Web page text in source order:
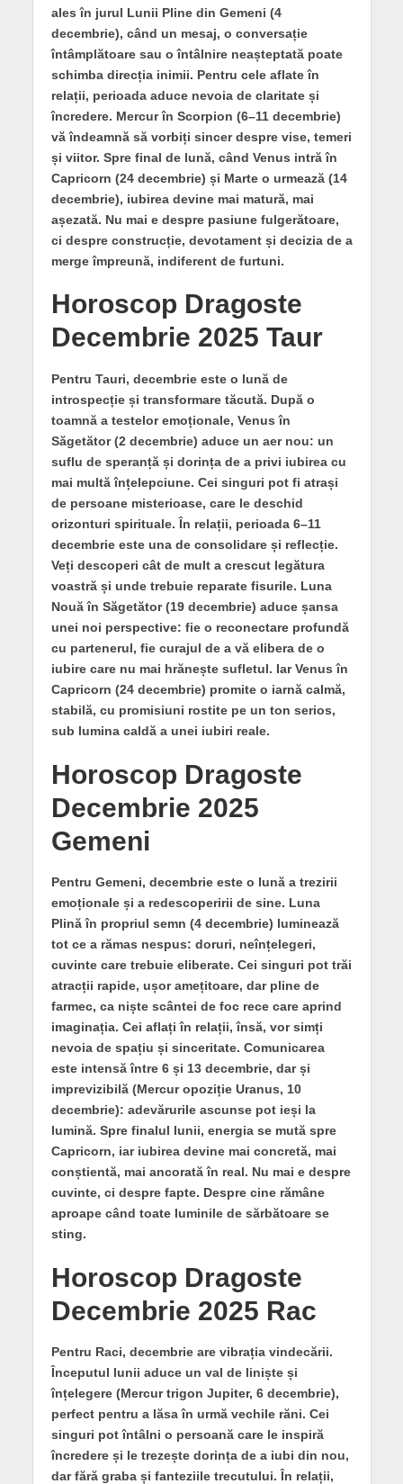
ales în jurul Lunii Pline din Gemeni (4
decembrie), când un mesaj, o conversație
întâmplătoare sau o întâlnire neașteptată poate
schimba direcția inimii. Pentru cele aflate în
relații, perioada aduce nevoia de claritate și
încredere. Mercur în Scorpion (6–11 decembrie)
vă îndeamnă să vorbiți sincer despre vise, temeri
și viitor. Spre final de lună, când Venus intră în
Capricorn (24 decembrie) și Marte o urmează (14
decembrie), iubirea devine mai matură, mai
așezată. Nu mai e despre pasiune fulgerătoare,
ci despre construcție, devotament și decizia de a
merge împreună, indiferent de furtuni.
Horoscop Dragoste
Decembrie 2025 Taur
Pentru Tauri, decembrie este o lună de
introspecție și transformare tăcută. După o
toamnă a testelor emoționale, Venus în
Săgetător (2 decembrie) aduce un aer nou: un
suflu de speranță și dorința de a privi iubirea cu
mai multă înțelepciune. Cei singuri pot fi atrași
de persoane misterioase, care le deschid
orizonturi spirituale. În relații, perioada 6–11
decembrie este una de consolidare și reflecție.
Veți descoperi cât de mult a crescut legătura
voastră și unde trebuie reparate fisurile. Luna
Nouă în Săgetător (19 decembrie) aduce șansa
unei noi perspective: fie o reconectare profundă
cu partenerul, fie curajul de a vă elibera de o
iubire care nu mai hrănește sufletul. Iar Venus în
Capricorn (24 decembrie) promite o iarnă calmă,
stabilă, cu promisiuni rostite pe un ton serios,
sub lumina caldă a unei iubiri reale.
Horoscop Dragoste
Decembrie 2025
Gemeni
Pentru Gemeni, decembrie este o lună a trezirii
emoționale și a redescoperirii de sine. Luna
Plină în propriul semn (4 decembrie) luminează
tot ce a rămas nespus: doruri, neînțelegeri,
cuvinte care trebuie eliberate. Cei singuri pot trăi
atracții rapide, ușor amețitoare, dar pline de
farmec, ca niște scântei de foc rece care aprind
imaginația. Cei aflați în relații, însă, vor simți
nevoia de spațiu și sinceritate. Comunicarea
este intensă între 6 și 13 decembrie, dar și
imprevizibilă (Mercur opoziție Uranus, 10
decembrie): adevărurile ascunse pot ieși la
lumină. Spre finalul lunii, energia se mută spre
Capricorn, iar iubirea devine mai concretă, mai
conștientă, mai ancorată în real. Nu mai e despre
cuvinte, ci despre fapte. Despre cine rămâne
aproape când toate luminile de sărbătoare se
sting.
Horoscop Dragoste
Decembrie 2025 Rac
Pentru Raci, decembrie are vibrația vindecării.
Începutul lunii aduce un val de liniște și
înțelegere (Mercur trigon Jupiter, 6 decembrie),
perfect pentru a lăsa în urmă vechile răni. Cei
singuri pot întâlni o persoană care le inspiră
încredere și le trezește dorința de a iubi din nou,
dar fără graba și fanteziile trecutului. În relații,